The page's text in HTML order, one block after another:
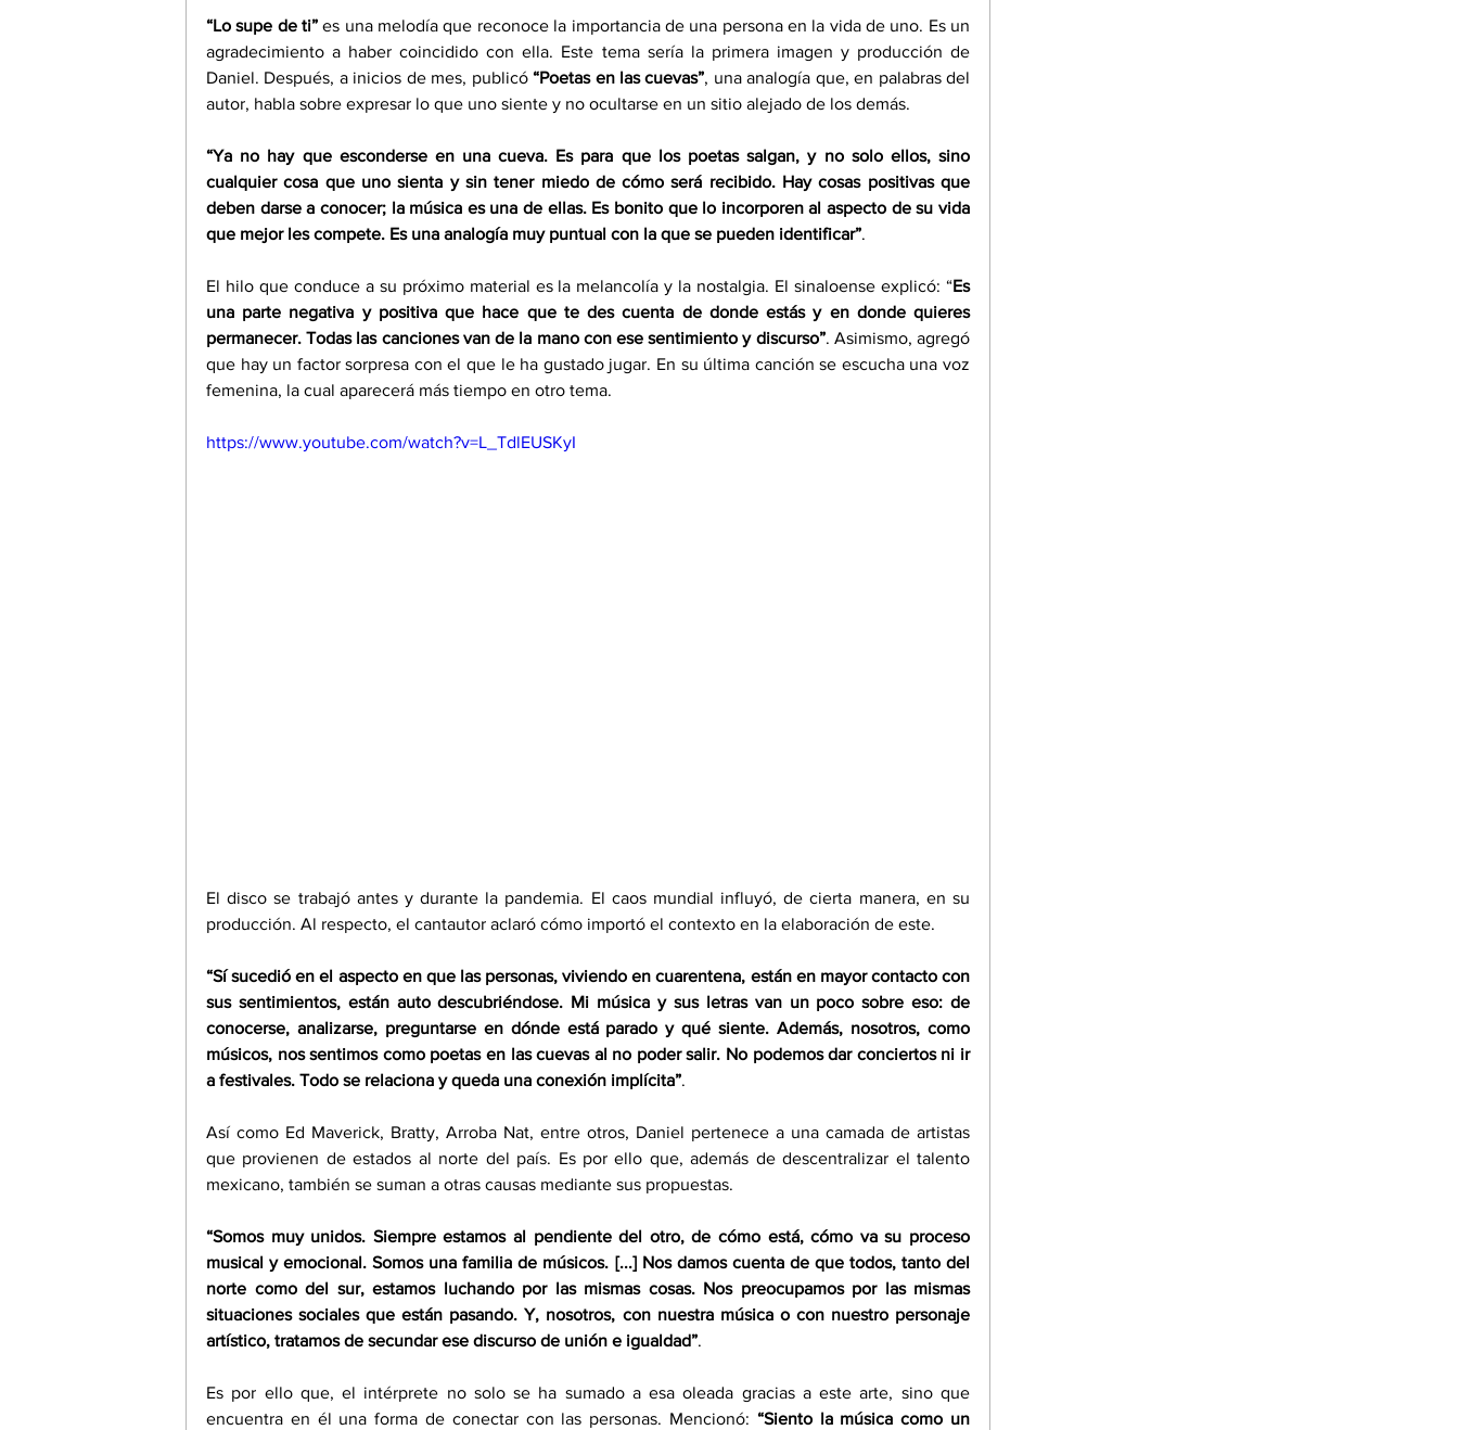
“Lo supe de ti” es una melodía que reconoce la importancia de una persona en la vida de uno. Es un
agradecimiento a haber coincidido con ella. Este tema sería la primera imagen y producción de
Daniel. Después, a inicios de mes, publicó “Poetas en las cuevas”, una analogía que, en palabras del
autor, habla sobre expresar lo que uno siente y no ocultarse en un sitio alejado de los demás.
“Ya no hay que esconderse en una cueva. Es para que los poetas salgan, y no solo ellos, sino
cualquier cosa que uno sienta y sin tener miedo de cómo será recibido. Hay cosas positivas que
deben darse a conocer; la música es una de ellas. Es bonito que lo incorporen al aspecto de su vida
que mejor les compete. Es una analogía muy puntual con la que se pueden identificar”.
El hilo que conduce a su próximo material es la melancolía y la nostalgia. El sinaloense explicó: “Es
una parte negativa y positiva que hace que te des cuenta de donde estás y en donde quieres
permanecer. Todas las canciones van de la mano con ese sentimiento y discurso”. Asimismo, agregó
que hay un factor sorpresa con el que le ha gustado jugar. En su última canción se escucha una voz
femenina, la cual aparecerá más tiempo en otro tema.
https://www.youtube.com/watch?v=L_TdlEUSKyI
El disco se trabajó antes y durante la pandemia. El caos mundial influyó, de cierta manera, en su
producción. Al respecto, el cantautor aclaró cómo importó el contexto en la elaboración de este.
“Sí sucedió en el aspecto en que las personas, viviendo en cuarentena, están en mayor contacto con
sus sentimientos, están auto descubriéndose. Mi música y sus letras van un poco sobre eso: de
conocerse, analizarse, preguntarse en dónde está parado y qué siente. Además, nosotros, como
músicos, nos sentimos como poetas en las cuevas al no poder salir. No podemos dar conciertos ni ir
a festivales. Todo se relaciona y queda una conexión implícita”.
Así como Ed Maverick, Bratty, Arroba Nat, entre otros, Daniel pertenece a una camada de artistas
que provienen de estados al norte del país. Es por ello que, además de descentralizar el talento
mexicano, también se suman a otras causas mediante sus propuestas.
“Somos muy unidos. Siempre estamos al pendiente del otro, de cómo está, cómo va su proceso
musical y emocional. Somos una familia de músicos. [...] Nos damos cuenta de que todos, tanto del
norte como del sur, estamos luchando por las mismas cosas. Nos preocupamos por las mismas
situaciones sociales que están pasando. Y, nosotros, con nuestra música o con nuestro personaje
artístico, tratamos de secundar ese discurso de unión e igualdad”.
Es por ello que, el intérprete no solo se ha sumado a esa oleada gracias a este arte, sino que
encuentra en él una forma de conectar con las personas. Mencionó: “Siento la música como un